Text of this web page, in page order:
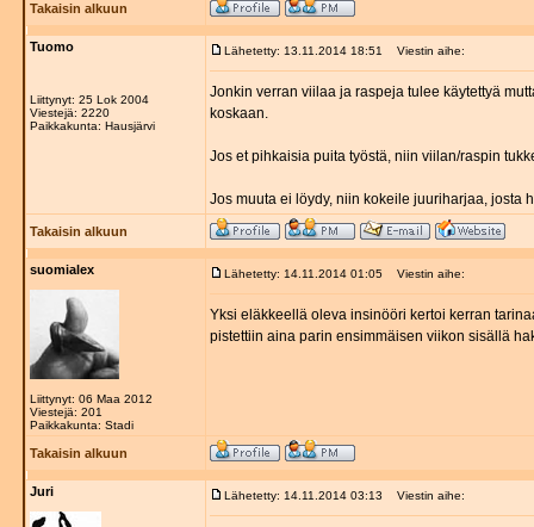
Takaisin alkuun
Tuomo
Liittynyt: 25 Lok 2004
Viestejä: 2220
Paikkakunta: Hausjärvi
Lähetetty: 13.11.2014 18:51 Viestin aihe:
Jonkin verran viilaa ja raspeja tulee käytettyä
koskaan.
Jos et pihkaisia puita työstä, niin viilan/raspin
Jos muuta ei löydy, niin kokeile juuriharjaa, josta
Takaisin alkuun
suomialex
Liittynyt: 06 Maa 2012
Viestejä: 201
Paikkakunta: Stadi
Lähetetty: 14.11.2014 01:05 Viestin aihe:
Yksi eläkkeellä oleva insinööri kertoi kerran
pistettiin aina parin ensimmäisen viikon sisällä
Takaisin alkuun
Juri Lähetetty: 14.11.2014 03:13 Viestin aihe: